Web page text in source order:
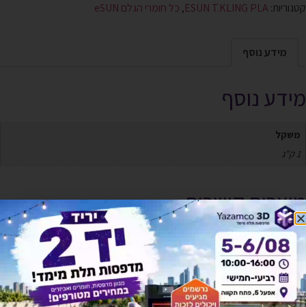
קטגוריות: ESUN T.KLING PLA
, כל חומרי הגלם eSUN
מידע נוסף
מידע נוסף
משקל
1 ק"ג
מוצרים קשורים